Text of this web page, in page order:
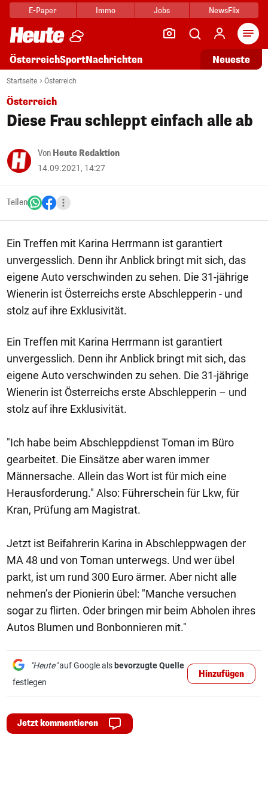
E-Paper Immo Jobs NewsFlix
ÖsterreichSportNachrichten Neueste
Startseite Österreich
Österreich
Diese Frau schleppt einfach alle ab
Von Heute Redaktion
14.09.2021, 14:27
Teilen
Ein Treffen mit Karina Herrmann ist garantiert
unvergesslich. Denn ihr Anblick bringt mit sich, das
eigene Auto verschwinden zu sehen. Die 31-jährige
Wienerin ist Österreichs erste Abschlepperin - und
stolz auf ihre Exklusivität.
Ein Treffen mit Karina Herrmann ist garantiert
unvergesslich. Denn ihr Anblick bringt mit sich, das
eigene Auto verschwinden zu sehen. Die 31-jährige
Wienerin ist Österreichs erste Abschlepperin – und
stolz auf ihre Exklusivität.
"Ich habe beim Abschleppdienst Toman im Büro
gearbeitet. Die Einsätze aber waren immer
Männersache. Allein das Wort ist für mich eine
Herausforderung." Also: Führerschein für Lkw, für
Kran, Prüfung am Magistrat.
Jetzt ist Beifahrerin Karina in Abschleppwagen der
MA 48 und von Toman unterwegs. Und wer übel
parkt, ist um rund 300 Euro ärmer. Aber nicht alle
nehmen’s der Pionierin übel: "Manche versuchen
sogar zu flirten. Oder bringen mir beim Abholen ihres
Autos Blumen und Bonbonnieren mit."
"Heute"auf Google als bevorzugte Quelle
festlegen
Hinzufügen
Jetzt kommentieren